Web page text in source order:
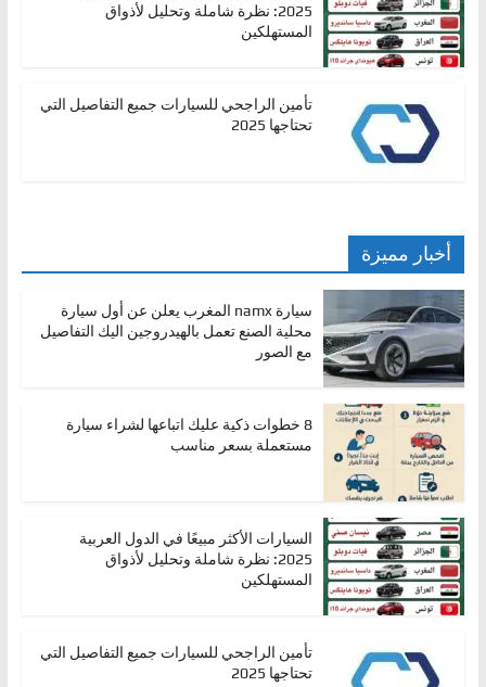
2025: نظرة شاملة وتحليل لأذواق
المستهلكين
تأمين الراجحي للسيارات جميع التفاصيل التي
تحتاجها 2025
أخبار مميزة
سيارة namx المغرب يعلن عن أول سيارة
محلية الصنع تعمل بالهيدروجين اليك التفاصيل
مع الصور
8 خطوات ذكية عليك اتباعها لشراء سيارة
مستعملة بسعر مناسب
السيارات الأكثر مبيعًا في الدول العربية
2025: نظرة شاملة وتحليل لأذواق
المستهلكين
تأمين الراجحي للسيارات جميع التفاصيل التي
تحتاجها 2025